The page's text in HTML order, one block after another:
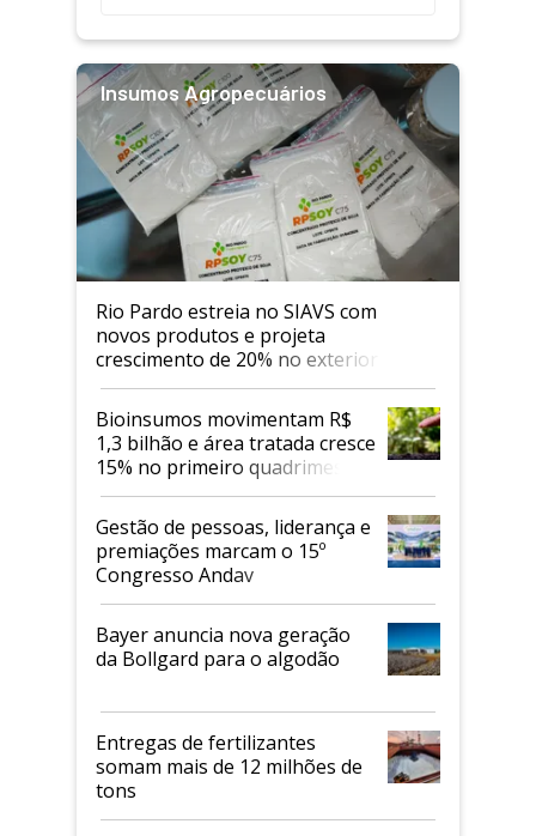
Insumos Agropecuários
Rio Pardo estreia no SIAVS com
novos produtos e projeta
crescimento de 20% no exterior
Bioinsumos movimentam R$
1,3 bilhão e área tratada cresce
15% no primeiro quadrimestre
de 2026
Gestão de pessoas, liderança e
premiações marcam o 15º
Congresso Andav
Bayer anuncia nova geração
da Bollgard para o algodão
Entregas de fertilizantes
somam mais de 12 milhões de
tons